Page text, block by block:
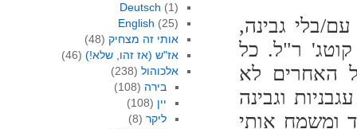
בלי גבינה,
קוטג' ר"ל. כל
האחרים לא
וגבינה
ומשמח אותי
Deutsch (1)
English (25)
אותי זה מצחיק(48)
אז"ש (אז זהו, שלא!)(46)
אלכוהול(238)
בירה (108)
יין (108)
ליקר (8)